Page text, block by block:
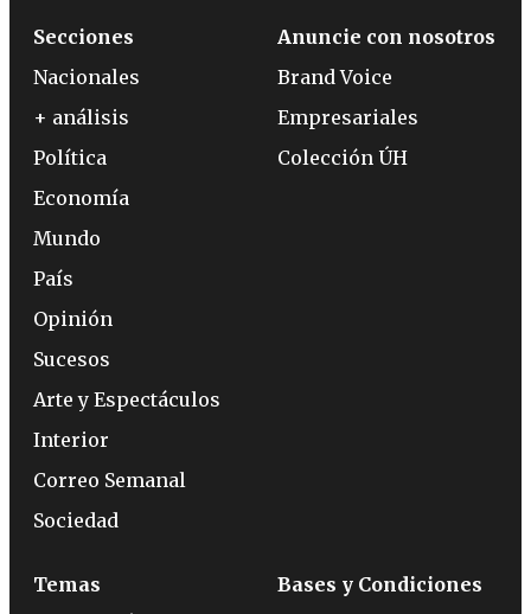
Secciones
Nacionales
+ análisis
Política
Economía
Mundo
País
Opinión
Sucesos
Arte y Espectáculos
Interior
Correo Semanal
Sociedad
Anuncie con nosotros
Brand Voice
Empresariales
Colección ÚH
Temas
Bases y Condiciones